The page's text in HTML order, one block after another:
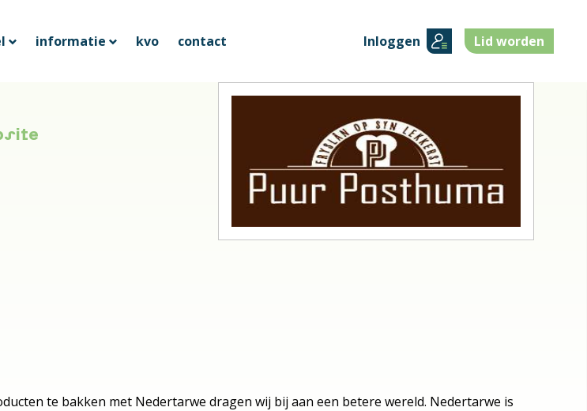
informatie kvo contact Inloggen Lid worden
te bakken met Nedertarwe dragen wij bij aan een betere wereld. Nedertarwe is